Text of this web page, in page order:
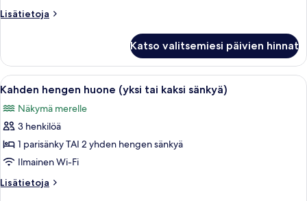
Lisätietoja
Lisätietoja
classic-
huone
Katso valitsemiesi päivien hinnat
Avaa
kaikki
huonetyypin
Kahden
hengen
huone
(yksi
tai
Makuuhuoneessa on valkoinen
4
Kahden hengen huone (yksi tai kaksi sänkyä)
Näkymä merelle
3 henkilöä
1 parisänky TAI 2 yhden hengen sänkyä
Ilmainen Wi-Fi
Lisätietoja
Lisätietoja